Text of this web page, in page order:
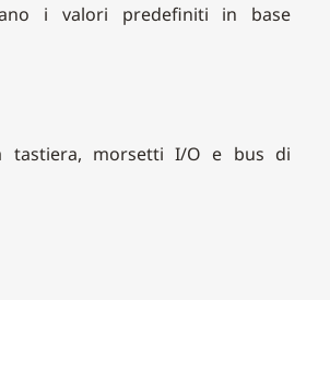
i valori predefiniti in base
tastiera, morsetti I/O e bus di